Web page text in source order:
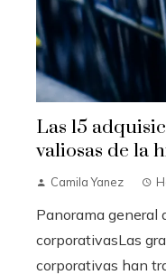
Las 15
valiosas de la
Camila Yanez
Panorama general
corporativasLas
corporativas han